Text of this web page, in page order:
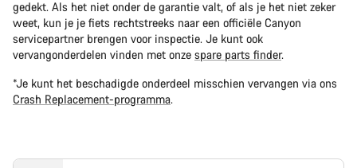
gedekt. Als het niet onder de garantie valt, of als je het niet zeker
weet, kun je je fiets rechtstreeks naar een officiële Canyon
servicepartner brengen voor inspectie. Je kunt ook
vervangonderdelen vinden met onze spare parts finder.
*Je kunt het beschadigde onderdeel misschien vervangen via ons
Crash Replacement-programma.